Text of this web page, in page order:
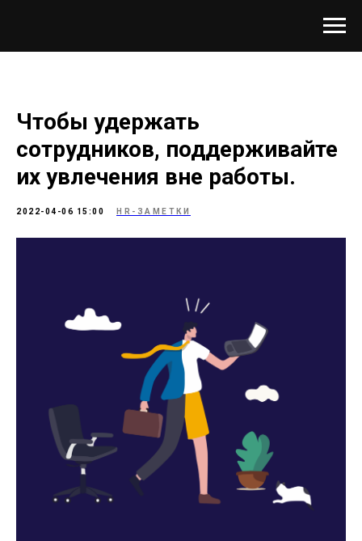
Чтобы удержать
сотрудников, поддерживайте
их увлечения вне работы.
2022-04-06 15:00 HR-ЗАМЕТКИ